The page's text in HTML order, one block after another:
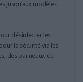
jusqu’aux modèles
désinfecter les
la sécurité via les
des panneaux de